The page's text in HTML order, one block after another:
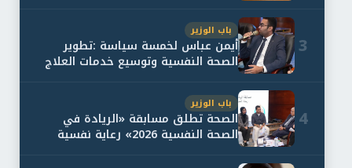
3
باب الوزير
أيمن عباس لخمسة سياسة :تطوير
الصحة النفسية وتوسيع خدمات العلاج
4
باب الوزير
الصحة تطلق مسابقة «الريادة في
الصحة النفسية 2026» رعاية نفسية